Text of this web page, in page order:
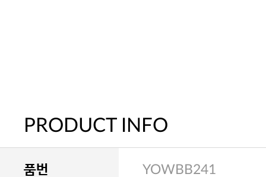
PRODUCT INFO
품번 YOWBB241